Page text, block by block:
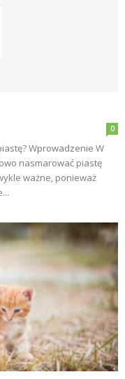
0
Wprowadzenie W
nasmarować piastę
ważne, ponieważ